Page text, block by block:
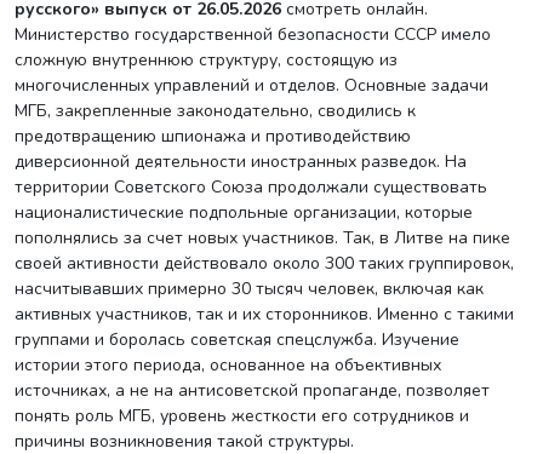
русского» выпуск от 26.05.2026 смотреть онлайн.
Министерство государственной безопасности СССР имело
сложную внутреннюю структуру, состоящую из
многочисленных управлений и отделов. Основные задачи
МГБ, закрепленные законодательно, сводились к
предотвращению шпионажа и противодействию
диверсионной деятельности иностранных разведок. На
территории Советского Союза продолжали существовать
националистические подпольные организации, которые
пополнялись за счет новых участников. Так, в Литве на пике
своей активности действовало около 300 таких группировок,
насчитывавших примерно 30 тысяч человек, включая как
активных участников, так и их сторонников. Именно с такими
группами и боролась советская спецслужба. Изучение
истории этого периода, основанное на объективных
источниках, а не на антисоветской пропаганде, позволяет
понять роль МГБ, уровень жесткости его сотрудников и
причины возникновения такой структуры.